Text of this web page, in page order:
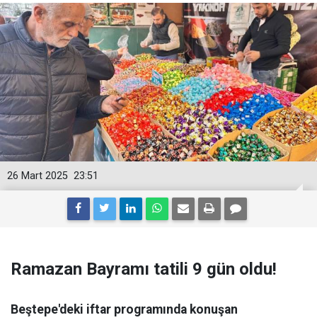
23:51
26 Mart 2025
Ramazan Bayramı tatili 9 gün oldu!
Beştepe'deki iftar programında konuşan